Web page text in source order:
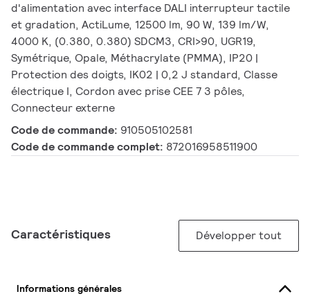
d'alimentation avec interface DALI interrupteur tactile
et gradation, ActiLume, 12500 lm, 90 W, 139 lm/W,
4000 K, (0.380, 0.380) SDCM3, CRI>90, UGR19,
Symétrique, Opale, Méthacrylate (PMMA), IP20 |
Protection des doigts, IK02 | 0,2 J standard, Classe
électrique I, Cordon avec prise CEE 7 3 pôles,
Connecteur externe
Code de commande: 910505102581
Code de commande complet: 872016958511900
Caractéristiques Développer tout
Informations générales